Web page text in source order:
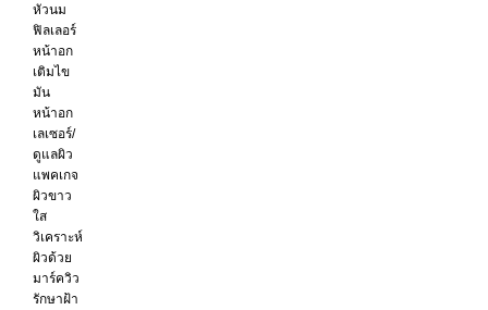
หัวนม
ฟิลเลอร์
หน้าอก
เติมไข
มัน
หน้าอก
เลเซอร์/
ดูแลผิว
แพคเกจ
ผิวขาว
ใส
วิเคราะห์
ผิวด้วย
มาร์ควิว
รักษาฝ้า